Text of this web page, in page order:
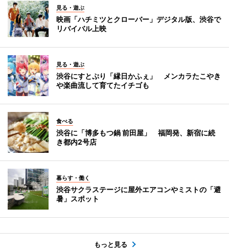
見る・遊ぶ
映画「ハチミツとクローバー」デジタル版、渋谷で
リバイバル上映
見る・遊ぶ
渋谷にすとぷり「縁日かふぇ」 メンカラたこやき
や楽曲流して育てたイチゴも
食べる
渋谷に「博多もつ鍋 前田屋」 福岡発、新宿に続
き都内2号店
暮らす・働く
渋谷サクラステージに屋外エアコンやミストの「避
暑」スポット
もっと見る